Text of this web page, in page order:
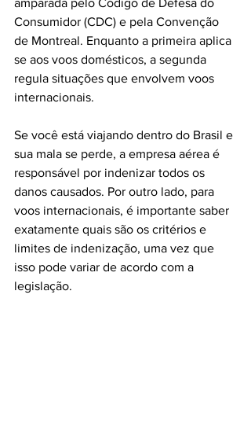
Consumidor (CDC) e pela Convenção
de Montreal. Enquanto a primeira aplica
se aos voos domésticos, a segunda
regula situações que envolvem voos
internacionais.
Se você está viajando dentro do Brasil e
sua mala se perde, a empresa aérea é
responsável por indenizar todos os
danos causados. Por outro lado, para
voos internacionais, é importante saber
exatamente quais são os critérios e
limites de indenização, uma vez que
isso pode variar de acordo com a
legislação.